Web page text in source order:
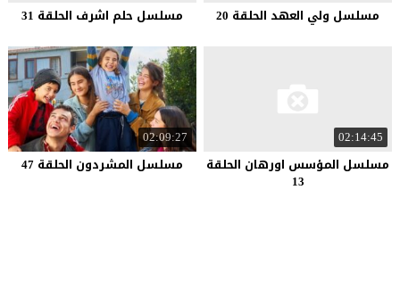
مسلسل ولي العهد الحلقة 20
مسلسل حلم اشرف الحلقة 31
02:14:45
مسلسل المؤسس اورهان الحلقة
13
02:09:27
مسلسل المشردون الحلقة 47